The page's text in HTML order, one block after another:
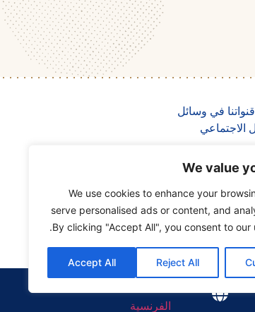
We value
We use cookies to enhance your
serve personalised ads or content, and
By clicking "Accept All", you consent to our
Reject All
Accept All
في وسائل
الاجتماعي
الفرنسية